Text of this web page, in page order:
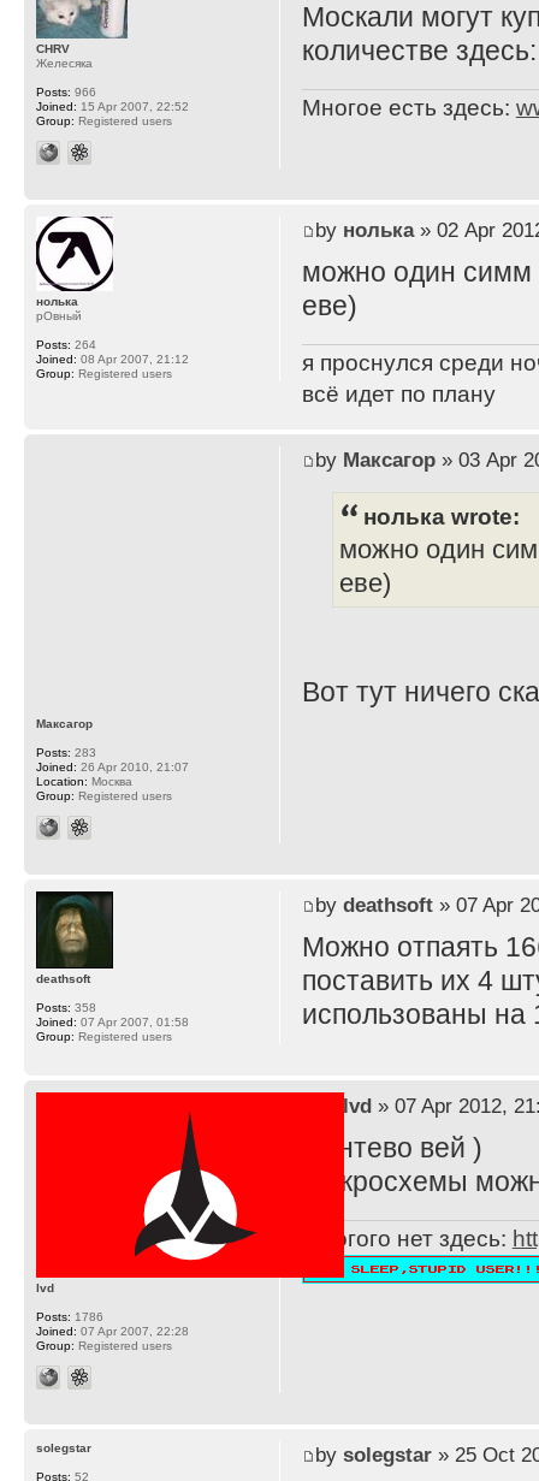
Москали могут
количестве
Многое есть здесь:
CHRV
Желесяка
Posts: 966
Joined: 15 Apr 2007, 22:52
Group: Registered users
by нолька» 02 Apr
можно один симм
еве)
я проснулся среди
всё идет по плану
нолька
рОвный
Posts: 264
Joined: 08 Apr 2007, 21:12
Group: Registered users
by Максагор» 03 Apr
нолька wrote:
можно один
еве)
Вот тут ничего
Максагор
Posts: 283
Joined: 26 Apr 2010, 21:07
Location: Москва
Group: Registered users
by deathsoft» 07 Apr
Можно отпаять
поставить их 4
использованы на
deathsoft
Posts: 358
Joined: 07 Apr 2007, 01:58
Group: Registered users
lvd» 07 Apr 2012,
Пентево вей )
Микросхемы
Многого нет здесь:
lvd
Posts: 1786
Joined: 07 Apr 2007, 22:28
Group: Registered users
by solegstar» 25 Oct
solegstar
Posts: 52